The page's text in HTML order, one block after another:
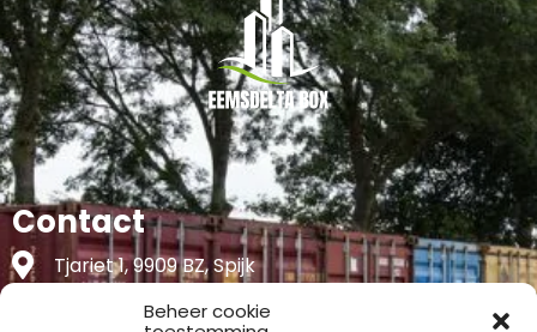
Beheer cookie
Contact
Tjariet 1, 9909 BZ, Spijk
+31 6 54 79 53 00